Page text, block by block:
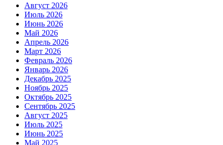
Август 2026
Июль 2026
Июнь 2026
Май 2026
Апрель 2026
Март 2026
Февраль 2026
Январь 2026
Декабрь 2025
Ноябрь 2025
Октябрь 2025
Сентябрь 2025
Август 2025
Июль 2025
Июнь 2025
Май 2025